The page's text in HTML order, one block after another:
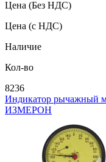
Цена (Без НДС)
Цена (с НДС)
Наличие
Кол-во
8236
Индикатор рычажный
ИЗМЕРОН